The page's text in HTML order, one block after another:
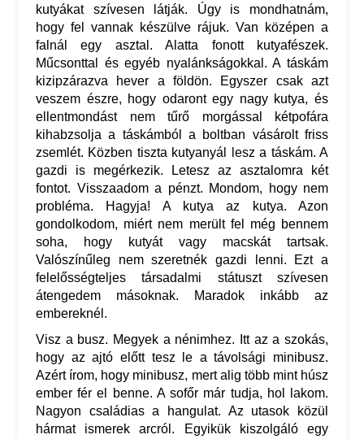
kutyákat szívesen látják. Úgy is mondhatnám,
hogy fel vannak készülve rájuk. Van középen a
falnál egy asztal. Alatta fonott kutyafészek.
Műcsonttal és egyéb nyalánkságokkal. A táskám
kizipzárazva hever a földön. Egyszer csak azt
veszem észre, hogy odaront egy nagy kutya, és
ellentmondást nem tűrő morgással kétpofára
kihabzsolja a táskámból a boltban vásárolt friss
zsemlét. Közben tiszta kutyanyál lesz a táskám. A
gazdi is megérkezik. Letesz az asztalomra két
fontot. Visszaadom a pénzt. Mondom, hogy nem
probléma. Hagyja! A kutya az kutya. Azon
gondolkodom, miért nem merült fel még bennem
soha, hogy kutyát vagy macskát tartsak.
Valószínűleg nem szeretnék gazdi lenni. Ezt a
felelősségteljes társadalmi státuszt szívesen
átengedem másoknak. Maradok inkább az
embereknél.
Visz a busz. Megyek a nénimhez. Itt az a szokás,
hogy az ajtó előtt tesz le a távolsági minibusz.
Azért írom, hogy minibusz, mert alig több mint húsz
ember fér el benne. A sofőr már tudja, hol lakom.
Nagyon családias a hangulat. Az utasok közül
hármat ismerek arcról. Egyikük kiszolgáló egy